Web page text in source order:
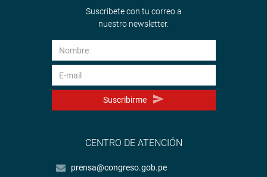
Suscríbete con tu correo a
nuestro newsletter.
Suscribirme
CENTRO DE ATENCIÓN
prensa@congreso.gob.pe